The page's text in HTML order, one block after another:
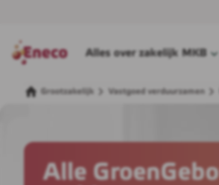
Alles over zakelijk MKB
Grootzakelijk Vastgoed verduurzamen
Alle